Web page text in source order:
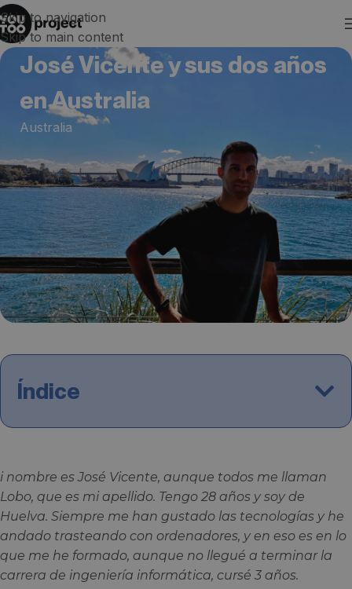
Skip to navigation
Skip to main content
José Vicente y sus dos años
en Australia
Australia
Índice
i nombre es José Vicente, aunque todos me llaman
Lobo, que es mi apellido. Tengo 28 años y soy de
Huelva. Siempre me han gustado las tecnologías y he
andado trasteando con ordenadores, y en eso es en lo
que me he formado, aunque no llegué a terminar la
carrera de ingeniería informática, cursé 3 años.